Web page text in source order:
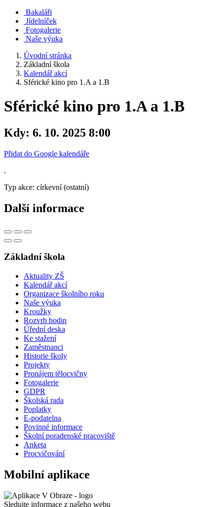
Bakaláři
Jídelníček
Fotogalerie
Naše výuka
Úvodní stránka
Základní škola
Kalendář akcí
Sférické kino pro 1.A a 1.B
Sférické kino pro 1.A a 1.B
Kdy: 6. 10. 2025 8:00
Přidat do Google kalendáře
.
Typ akce: církevní (ostatní)
Další informace
Základní škola
Aktuality ZŠ
Kalendář akcí
Organizace školního roku
Naše výuka
Kroužky
Rozvrh hodin
Úřední deska
Ke stažení
Zaměstnanci
Historie školy
Projekty
Pronájem tělocvičny
Fotogalerie
GDPR
Školská rada
Poplatky
E-podatelna
Povinné informace
Školní poradenské pracoviště
Anketa
Procvičování
Mobilní aplikace
Sledujte informace z našeho webu